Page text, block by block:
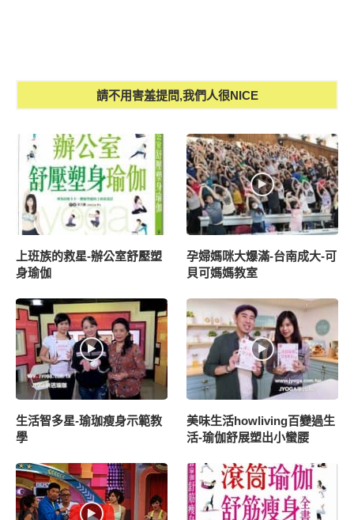
請不用害羞提問,我們人很NICE
上班族的救星-辦公室舒壓塑
身瑜伽
孕婦媽咪大爆滿-台南成大-可
貝可媽媽教室
生活智多星-瑜珈瘦身示範教
學
美味生活howliving百變過生
活-瑜伽舒展塑出小蠻腰